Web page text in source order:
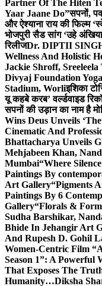
Partner Of The Hiten
Yaar Jaane Do”सपनों,
और ऐश्याना राय की फिल्म
भोजपुरी सैड सांग ‘उहे अंखिया
रिलीजDr. DIPTII
Wellness And Holistic
Jackie Shroff,
Divyaj Foundation
Stadium, Worliइशिका
यू कहबे करब’ वर्ल्डवाइड
सपनों की उड़ान का नाम है
Wins Deus Unveils
Cinematic And
Bhattacharya Unveils
Mehjabeen Khan,
Mumbai“Where
Paintings By
Art Gallery“Pigments
Paintings By 6
Gallery“Florals &
Sudha Barshikar,
Bhide In Jehangir Art
And Rupesh D. Gohil
Women-Centric Film
Season 1”: A Powerful
That Exposes The
Humanity…Diksha